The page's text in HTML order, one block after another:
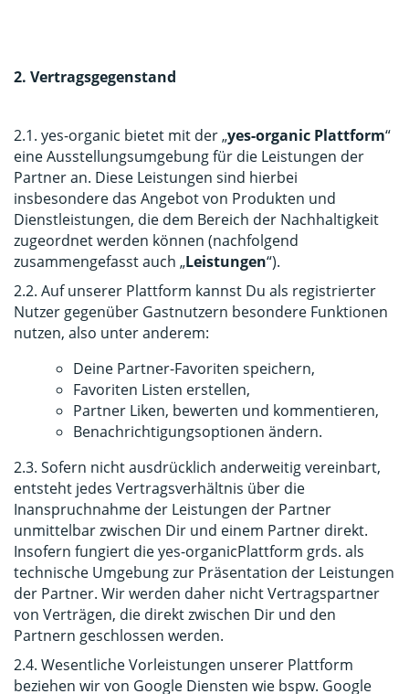
2. Vertragsgegenstand
2.1. yes-organic bietet mit der „yes-organic Plattform“
eine Ausstellungsumgebung für die Leistungen der
Partner an. Diese Leistungen sind hierbei
insbesondere das Angebot von Produkten und
Dienstleistungen, die dem Bereich der Nachhaltigkeit
zugeordnet werden können (nachfolgend
zusammengefasst auch „Leistungen“).
2.2. Auf unserer Plattform kannst Du als registrierter
Nutzer gegenüber Gastnutzern besondere Funktionen
nutzen, also unter anderem:
Deine Partner-Favoriten speichern,
Favoriten Listen erstellen,
Partner Liken, bewerten und kommentieren,
Benachrichtigungsoptionen ändern.
2.3. Sofern nicht ausdrücklich anderweitig vereinbart,
entsteht jedes Vertragsverhältnis über die
Inanspruchnahme der Leistungen der Partner
unmittelbar zwischen Dir und einem Partner direkt.
Insofern fungiert die yes-organicPlattform grds. als
technische Umgebung zur Präsentation der Leistungen
der Partner. Wir werden daher nicht Vertragspartner
von Verträgen, die direkt zwischen Dir und den
Partnern geschlossen werden.
2.4. Wesentliche Vorleistungen unserer Plattform
beziehen wir von Google Diensten wie bspw. Google